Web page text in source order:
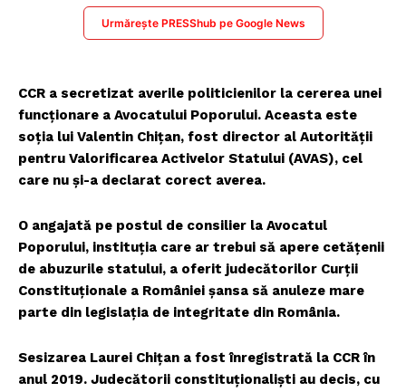
Urmărește PRESShub pe Google News
CCR a secretizat averile politicienilor la cererea unei
funcționare a Avocatului Poporului. Aceasta este
soția lui Valentin Chițan, fost director al Autorității
pentru Valorificarea Activelor Statului (AVAS), cel
care nu și-a declarat corect averea.
O angajată pe postul de consilier la Avocatul
Poporului, instituția care ar trebui să apere cetățenii
de abuzurile statului, a oferit judecătorilor Curții
Constituționale a României șansa să anuleze mare
parte din legislația de integritate din România.
Sesizarea Laurei Chițan a fost înregistrată la CCR în
anul 2019. Judecătorii constituționaliști au decis, cu